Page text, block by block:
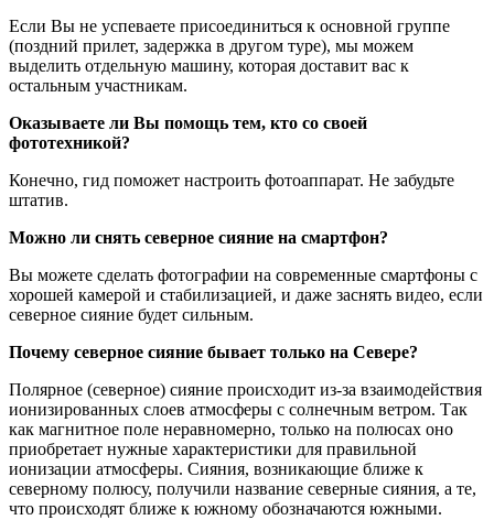
Если Вы не успеваете присоединиться к основной группе
(поздний прилет, задержка в другом туре), мы можем
выделить отдельную машину, которая доставит вас к
остальным участникам.
Оказываете ли Вы помощь тем, кто со своей
фототехникой?
Конечно, гид поможет настроить фотоаппарат. Не забудьте
штатив.
Можно ли снять северное сияние на смартфон?
Вы можете сделать фотографии на современные смартфоны с
хорошей камерой и стабилизацией, и даже заснять видео, если
северное сияние будет сильным.
Почему северное сияние бывает только на Севере?
Полярное (северное) сияние происходит из-за взаимодействия
ионизированных слоев атмосферы с солнечным ветром. Так
как магнитное поле неравномерно, только на полюсах оно
приобретает нужные характеристики для правильной
ионизации атмосферы. Сияния, возникающие ближе к
северному полюсу, получили название северные сияния, а те,
что происходят ближе к южному обозначаются южными.